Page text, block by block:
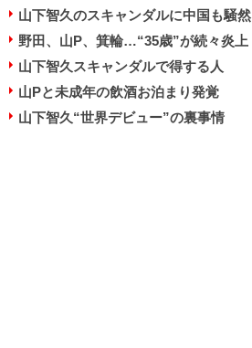
山下智久のスキャンダルに中国も騒然
野田、山P、箕輪…“35歳”が続々炎上
山下智久スキャンダルで得する人
山Pと未成年の飲酒お泊まり発覚
山下智久“世界デビュー”の裏事情